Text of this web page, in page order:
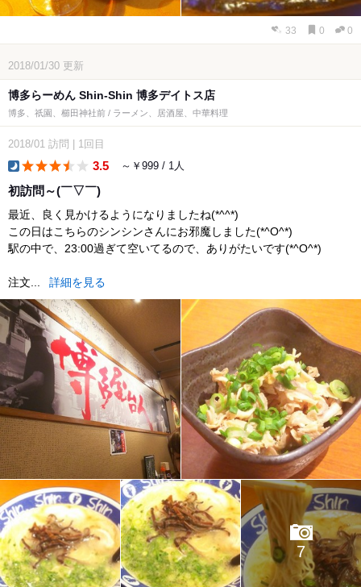
33 0 0
2018/01/30 更新
博多らーめん Shin-Shin 博多デイトス店
博多、祇園、櫛田神社前 / ラーメン、居酒屋、中華料理
2018/01 訪問 1回目
3.5 ～￥999 / 1人
初訪問～(￣▽￣)
最近、良く見かけるようになりましたね(*^^*)
この日はこちらのシンシンさんにお邪魔しました(*^O^*)
駅の中で、23:00過ぎて空いてるので、ありがたいです(*^O^*)
注文... 詳細を見る
7